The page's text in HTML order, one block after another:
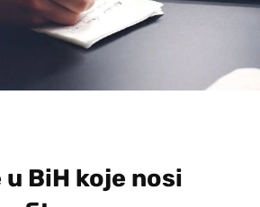
BiH koje nosi